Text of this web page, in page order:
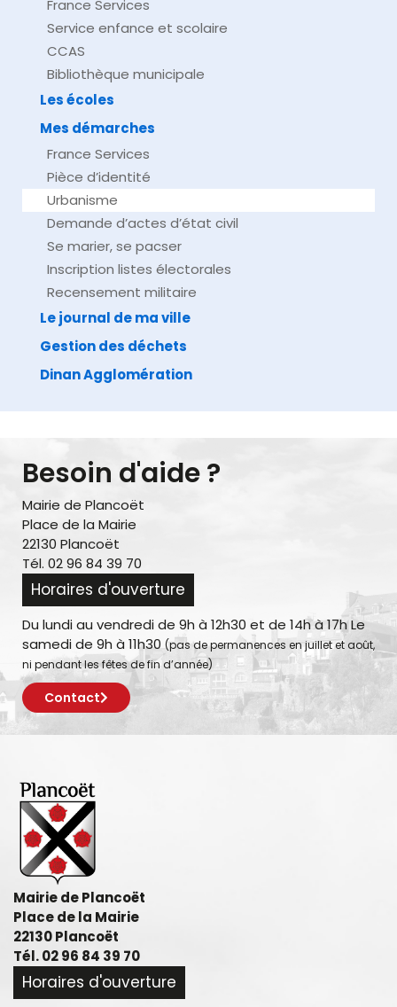
France Services
Service enfance et scolaire
CCAS
Bibliothèque municipale
Les écoles
Mes démarches
France Services
Pièce d’identité
Urbanisme
Demande d’actes d’état civil
Se marier, se pacser
Inscription listes électorales
Recensement militaire
Le journal de ma ville
Gestion des déchets
Dinan Agglomération
Besoin d'aide ?
Mairie de Plancoët
Place de la Mairie
22130 Plancoët
Tél. 02 96 84 39 70
Horaires d'ouverture
Du lundi au vendredi de 9h à 12h30 et de 14h à 17h Le
samedi de 9h à 11h30 (pas de permanences en juillet et août,
ni pendant les fêtes de fin d’année)
Contact
Mairie de Plancoët
Place de la Mairie
22130 Plancoët
Tél. 02 96 84 39 70
Horaires d'ouverture